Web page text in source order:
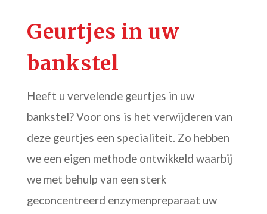
Geurtjes in uw
bankstel
Heeft u vervelende geurtjes in uw
bankstel? Voor ons is het verwijderen van
deze geurtjes een specialiteit. Zo hebben
we een eigen methode ontwikkeld waarbij
we met behulp van een sterk
geconcentreerd enzymenpreparaat uw